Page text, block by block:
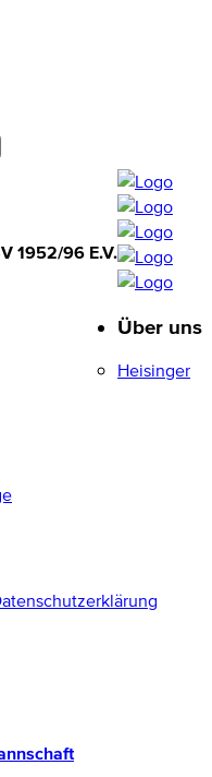
1952/96 E.V.
1952/96 E.V.
Über uns
Heisinger